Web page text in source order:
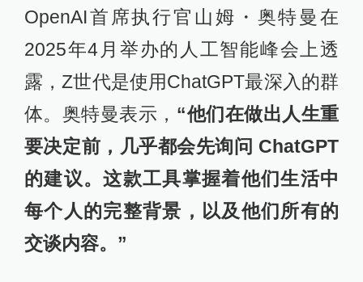
OpenAI首席执行官山姆・奥特曼在
2025年4月举办的人工智能峰会上透
露，Z世代是使用ChatGPT最深入的群
体。奥特曼表示， “他们在做出人生重
要决定前，几乎都会先询问 ChatGPT
的建议。这款工具掌握着他们生活中
每个人的完整背景，以及他们所有的
交谈内容。”